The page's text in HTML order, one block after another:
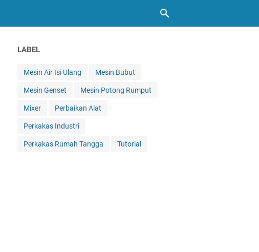
LABEL
Mesin Air Isi Ulang Mesin Bubut
Mesin Genset Mesin Potong Rumput
Mixer Perbaikan Alat
Perkakas Industri
Perkakas Rumah Tangga Tutorial